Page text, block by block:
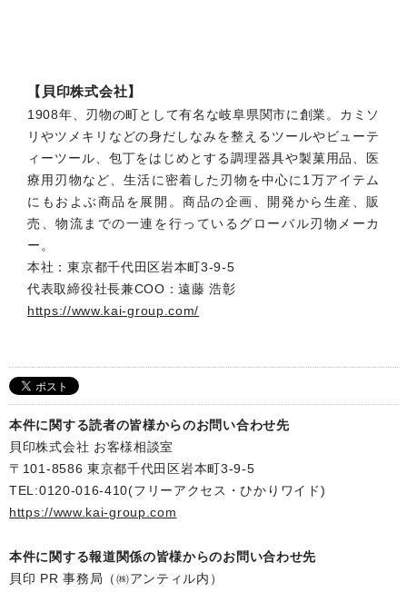
【貝印株式会社】
1908年、刃物の町として有名な岐阜県関市に創業。カミソ
リやツメキリなどの身だしなみを整えるツールやビューテ
ィーツール、包丁をはじめとする調理器具や製菓用品、医
療用刃物など、生活に密着した刃物を中心に1万アイテム
にもおよぶ商品を展開。商品の企画、開発から生産、販
売、物流までの一連を行っているグローバル刃物メーカ
ー。
本社：東京都千代田区岩本町3-9-5
代表取締役社長兼COO：遠藤 浩彰
https://www.kai-group.com/
本件に関する読者の皆様からのお問い合わせ先
貝印株式会社 お客様相談室
〒101-8586 東京都千代田区岩本町3-9-5
TEL:0120-016-410(フリーアクセス・ひかりワイド)
https://www.kai-group.com
本件に関する報道関係の皆様からのお問い合わせ先
貝印 PR 事務局（㈱アンティル内）